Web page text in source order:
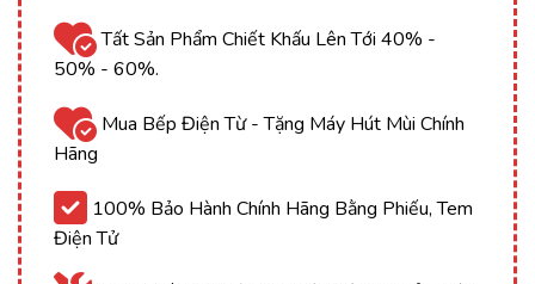
Tất Sản Phẩm Chiết Khấu Lên Tới 40% -
50% - 60%.
Mua Bếp Điện Từ - Tặng Máy Hút Mùi Chính
Hãng
100% Bảo Hành Chính Hãng Bằng Phiếu, Tem
Điện Tử